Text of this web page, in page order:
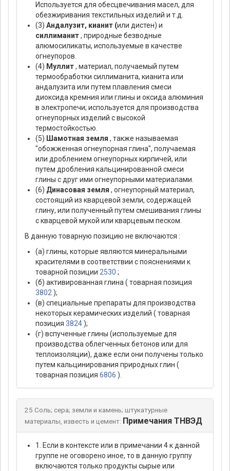
Используется для обесцвечивания масел, для
обезжиривания текстильных изделий и т.д.
(3) Андалузит, кианит (или дистен) и
силлиманит, природные безводные
алюмосиликаты, используемые в качестве
огнеупоров.
(4) Муллит, материал, получаемый путем
термообработки силлиманита, кианита или
андалузита или путем плавления смеси
диоксида кремния или глины и оксида алюминия
в электропечи; используется для производства
огнеупорных изделий с высокой
термостойкостью.
(5) Шамотная земля , также называемая
"обожженная огнеупорная глина", получаемая
или дроблением огнеупорных кирпичей, или
путем дробления кальцинированной смеси
глины с друг ими огнеупорными материалами.
(6) Динасовая земля , огнеупорный материал,
состоящий из кварцевой земли, содержащей
глину, или полученный путем смешивания глины
с кварцевой мукой или кварцевым песком.
В данную товарную позицию не включаются :
(а) глины, которые являются минеральными
красителями в соответствии с пояснениями к
товарной позиции 2530 ;
(б) активированная глина ( товарная позиция
3802 );
(в) специальные препараты для производства
некоторых керамических изделий ( товарная
позиция 3824);
(г) вспученные глины (используемые для
производства облегченных бетонов или для
теплоизоляции), даже если они получены только
путем кальцинирования природных глин (
товарная позиция 6806 ).
25 Соль; сера; земли и камень; штукатурные
материалы, известь и цемент: Примечания ТНВЭД
1. Если в контексте или в примечании 4 к данной
группе не оговорено иное, то в данную группу
включаются только продукты сырые или